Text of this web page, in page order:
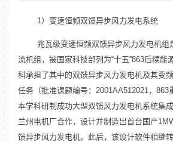
1）变速恒频双馈异步风力发电系统
兆瓦级变速恒频双馈异步风力发电机组
流机组，被国家科技部列为“十五”863后续能
科承担了其中的双馈异步风力发电机及其变
任务（批准课题编号：2001AA512021，863
本学科研制成功大型双馈风力发电机系统集
兰州电机厂合作，设计并制造出首台国产
馈异步风力发电机。此后，该设计软件相继